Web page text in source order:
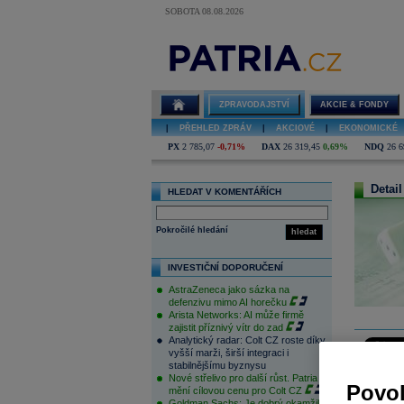
SOBOTA 08.08.2026
ZPRAVODAJSTVÍ AKCIE & FONDY
PŘEHLED ZPRÁV AKCIOVÉ EKONOMICKÉ
PX 2 785,07 -0,71% DAX 26 319,45 0,69% NDQ 26
HLEDAT V KOMENTÁŘÍCH
hledat
Pokročilé hledání
INVESTIČNÍ DOPORUČENÍ
AstraZeneca jako sázka na
defenzivu mimo AI horečku
Arista Networks: AI může firmě
zajistit příznivý vítr do zad
Analytický radar: Colt CZ roste díky
vyšší marži, širší integraci i
stabilnějšímu byznysu
Nové střelivo pro další růst. Patria
mění cílovou cenu pro Colt CZ